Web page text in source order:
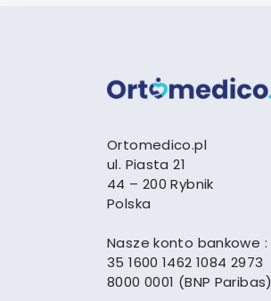
Ortomedico.pl
ul. Piasta 21
44 – 200 Rybnik
Polska
Nasze konto bankowe :
35 1600 1462 1084 2973
8000 0001 (BNP Paribas)